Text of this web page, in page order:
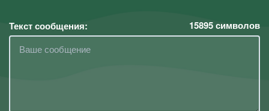
Текст сообщения: 15895символов